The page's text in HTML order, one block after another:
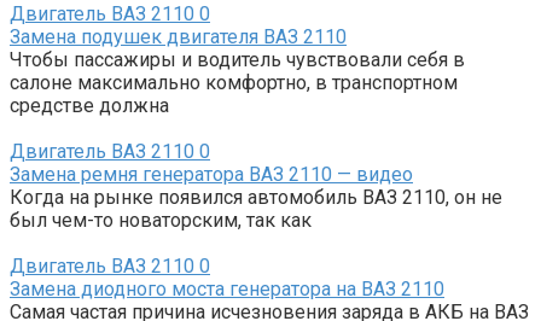
Двигатель ВАЗ 2110 0
Замена подушек двигателя ВАЗ 2110
Чтобы пассажиры и водитель чувствовали себя в
салоне максимально комфортно, в транспортном
средстве должна
Двигатель ВАЗ 2110 0
Замена ремня генератора ВАЗ 2110 — видео
Когда на рынке появился автомобиль ВАЗ 2110, он не
был чем-то новаторским, так как
Двигатель ВАЗ 2110 0
Замена диодного моста генератора на ВАЗ 2110
Самая частая причина исчезновения заряда в АКБ на ВАЗ